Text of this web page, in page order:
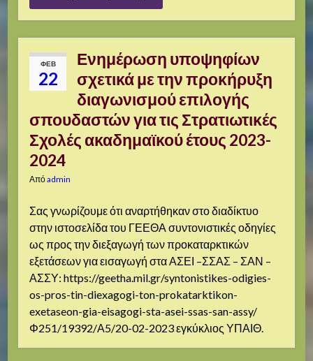
ΦΕΒ
22
Ενημέρωση υποψηφίων
σχετικά με την προκήρυξη
διαγωνισμού επιλογής
σπουδαστών για τις Στρατιωτικές
Σχολές ακαδημαϊκού έτους 2023-
2024
Απόadmin
Σας γνωρίζουμε ότι αναρτήθηκαν στο διαδίκτυο
στην ιστοσελίδα του ΓΕΕΘΑ συντονιστικές οδηγίες
ως προς την διεξαγωγή των προκαταρκτικών
εξετάσεων για εισαγωγή στα ΑΣΕΙ –ΣΣΑΣ – ΣΑΝ –
ΑΣΣΥ: https://geetha.mil.gr/syntonistikes-odigies-
os-pros-tin-diexagogi-ton-prokatarktikon-
exetaseon-gia-eisagogi-sta-asei-ssas-san-assy/
Φ251/19392/Α5/20-02-2023 εγκύκλιος ΥΠΑΙΘ.